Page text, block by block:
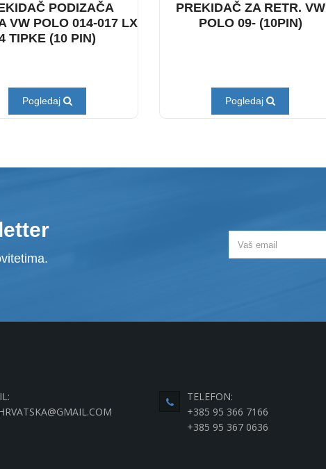
PODIZAČA
VW POLO 014-017 LX
TIPKE (10 PIN)
Pogledaj
PREKIDAČ ZA RETR. VW
POLO 09- (10PIN)
Pogledaj
TELEFON:
+385 95 366 7166
+385 95 367 0636